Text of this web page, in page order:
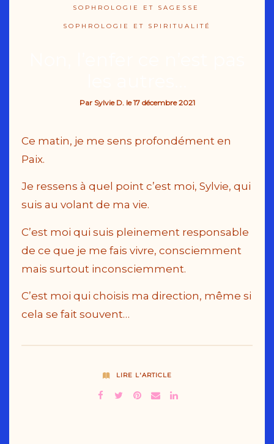
SOPHROLOGIE ET SAGESSE
SOPHROLOGIE ET SPIRITUALITÉ
Par Sylvie D. le17 décembre 2021
Ce matin, je me sens profondément en
Paix.
Je ressens à quel point c’est moi, Sylvie, qui
suis au volant de ma vie.
C’est moi qui suis pleinement responsable
de ce que je me fais vivre, consciemment
mais surtout inconsciemment.
C’est moi qui choisis ma direction, même si
cela se fait souvent…
LIRE L'ARTICLE